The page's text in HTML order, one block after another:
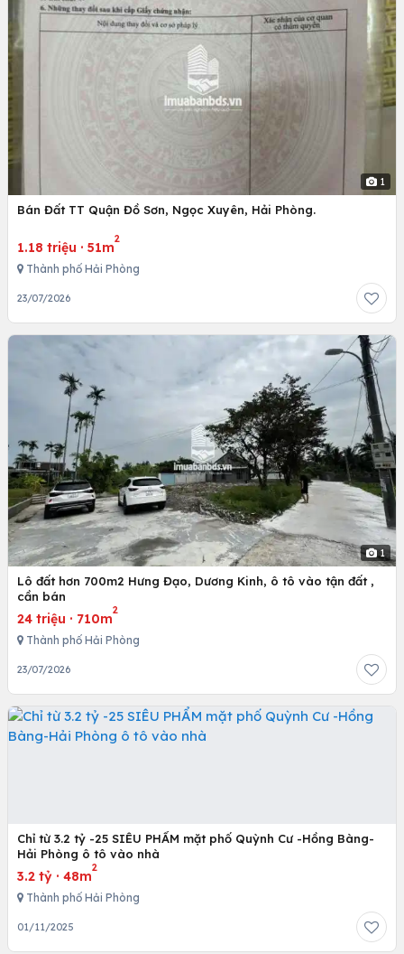
1
Bán Đất TT Quận Đồ Sơn, Ngọc Xuyên, Hải Phòng.
1.18 triệu · 51m
2
Thành phố Hải Phòng
23/07/2026
1
Lô đất hơn 700m2 Hưng Đạo, Dương Kinh, ô tô vào tận đất ,
cần bán
24 triệu · 710m
2
Thành phố Hải Phòng
23/07/2026
Chỉ từ 3.2 tỷ -25 SIÊU PHẨM mặt phố Quỳnh Cư -Hồng Bàng-
Hải Phòng ô tô vào nhà
3.2 tỷ · 48m
2
Thành phố Hải Phòng
01/11/2025